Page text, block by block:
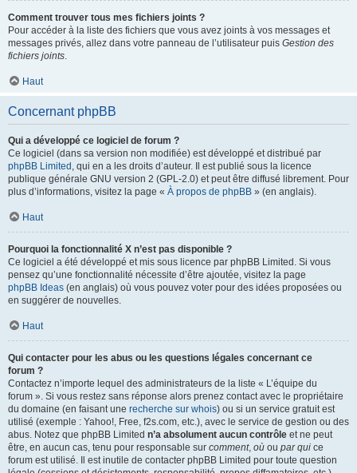
Comment trouver tous mes fichiers joints ?
Pour accéder à la liste des fichiers que vous avez joints à vos messages et
messages privés, allez dans votre panneau de l’utilisateur puis Gestion des
fichiers joints.
Haut
Concernant phpBB
Qui a développé ce logiciel de forum ?
Ce logiciel (dans sa version non modifiée) est développé et distribué par
phpBB Limited , qui en a les droits d’auteur. Il est publié sous la licence
publique générale GNU version 2 (GPL-2.0) et peut être diffusé librement. Pour
plus d’informations, visitez la page « À propos de phpBB » (en anglais).
Haut
Pourquoi la fonctionnalité X n’est pas disponible ?
Ce logiciel a été développé et mis sous licence par phpBB Limited. Si vous
pensez qu’une fonctionnalité nécessite d’être ajoutée, visitez la page
phpBB Ideas (en anglais) où vous pouvez voter pour des idées proposées ou
en suggérer de nouvelles.
Haut
Qui contacter pour les abus ou les questions légales concernant ce
forum ?
Contactez n’importe lequel des administrateurs de la liste « L’équipe du
forum ». Si vous restez sans réponse alors prenez contact avec le propriétaire
du domaine (en faisant une recherche sur whois) ou si un service gratuit est
utilisé (exemple : Yahoo!, Free, f2s.com, etc.), avec le service de gestion ou des
abus. Notez que phpBB Limited n’a absolument aucun contrôle et ne peut
être, en aucun cas, tenu pour responsable sur comment, où ou par qui ce
forum est utilisé. Il est inutile de contacter phpBB Limited pour toute question